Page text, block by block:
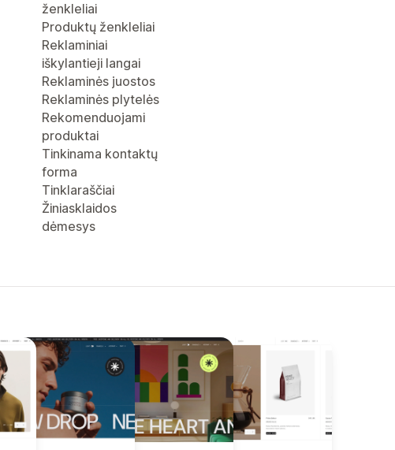
ženkleliai
Produktų ženkleliai
Reklaminiai
iškylantieji langai
Reklaminės juostos
Reklaminės plytelės
Rekomenduojami
produktai
Tinkinama kontaktų
forma
Tinklaraščiai
Žiniasklaidos
dėmesys